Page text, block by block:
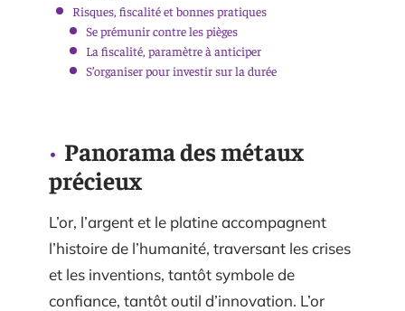
Risques, fiscalité et bonnes pratiques
Se prémunir contre les pièges
La fiscalité, paramètre à anticiper
S’organiser pour investir sur la durée
Panorama des métaux
précieux
L’or, l’argent et le platine accompagnent
l’histoire de l’humanité, traversant les crises
et les inventions, tantôt symbole de
confiance, tantôt outil d’innovation. L’or